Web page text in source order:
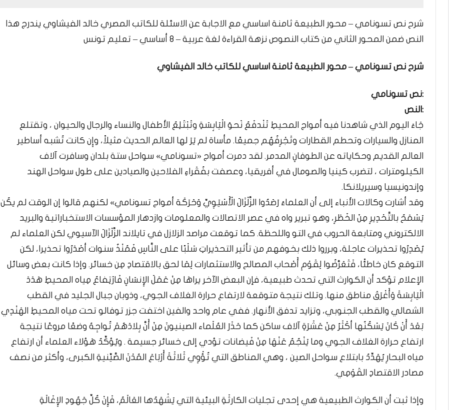
شرح نص تسونامي – محور الطبيعة ثامنة اساسي مع الاجابة عن الاسئلة للكاتب المصري خالد الفيشاوي يندرج هذا
النص ضمن المحور الثاني من كتاب النصوص نزهة القراءة لغة عربية – 8 أساسي – تعليم تونس
شرح نص تسونامي – محور الطبيعة ثامنة اساسي للكاتب خالد الفيشاوي
:نص تسونامي
:النص
جَاءَ اليوم الذي شاهدنا فيه أمواج المحيطِ تَنْدفَعُ نَحوَ الْيَابِسَةِ وتَبْتَلِعُ الأطفال والنساء والرجال والحيوان ، وتقتلع
المنازل والسيارات وتحطم القطارات وتَجْرِفُهُم جميعًا. مأساة لم يَرَ لها العالم الحديث مثيلاً، وإِن كانت تُشبه أساطير
العالم القديم وحكاياته عن الطوفانِ المدمر. لقد دمرت أمواج «تسونامي» سواحل ستة بلدان وسافرت آلاف
الكيلومترات ، لتضرب كينيا والصومال في أفريقيا، وعصفت بفُقَراءِ الفلاحين والصيادين على طول سواحل الهند
وإندونيسيا وسيريلانكا.
وقد أشارت وكالات الأنباء إلى أن العلماءَ رَصَدُوا الزَّلْزَالَ الْأَسْيَوِيِّ وَحَرَكَة أمواج تسونامي» لكنهم قالوا إن الوقت لم يكُن
يَسْمَحُ بالتَّحْدِيرِ مِنَ الخَطَرِ، وهو تبرير واه في عصر الاتصالات والمعلومات وازدهار المؤسسات الاستخباراتية والبريد
الالكتروني ومتابعة الحروب في التو واللحظة. كما توقعت مراصد الزلازل في تايلاند الزَّلْزَالَ الآسيوي لكن العلماء لم
يُصْدِرُوا تحذيرات عاجلة، وبرروا ذلك بخوفهم من تأثير التحذيراتِ سَلْبًا على النَّاسِ فَمُنْذُ سنوات أصْدَرُوا تحذيرا، لكن
التوقع كان خاطئًا، فَتَعَرَّضُوا لِقَوْمِ أَصْحاب المصالح والاستثمارات لِمَا لحق بالاقتصادِ مِن خسائر. وإذا كانت بعض وسائل
الإعلام تؤكد أن الكوارث التي تحدث طبيعية، فإن البعض الآخر يراهَا مِنْ عَمَلَ الإِنسَانِ فَارْتِفاعُ مِياه المحيطِ هَدَدَ
الْيَابِسَةَ وَأَغْرَقَ مناطق منها. وتلك نتيجة متوقعة لارتفاع حرارة الغلاف الجوي، وذوبان جبال الجليد في القطب
الشمالي والقطب الجنوبي، وتزايد تدفق الأنهار. ففي عام واحد والفين اختفت جزر توفالو تحت مياه المحيطِ الهَنْدِي
بَعْدَ أَنْ كَانَ يَسْكُنُها أكْثَرُ مِنْ عَشَرَةِ آلاف ساكن كما حَذَرَ العُلَماء الصينيونَ مِنْ أَنَّ بِلادَهُمْ تُواجِهُ وضعًا مروعًا نتيجة
ارتفاع حرارة الغلاف الجوي وما يَنْجُمُ عَنْهَا مِنْ فَيضانات تؤدي إلى خسائر جسيمة . ويُؤكِّدُ هَؤلاء العلماء أن ارتفاع
مياه البحارِ يُهَدِّدُ بابتلاع سواحل الصين ، وهي المناطق التي تُؤْوِي ثَلاثَةَ أَرْبَاعَ المُدْنَ الصَّيِّنيةِ الكبرى، وأكثر من نصف
مصادر الاقتصادِ القَوْمِي.
وإذا ثبت أن الكوارث الطبيعية هي إحدى تجليات الكارثَةِ البيئية التي يَشْهَدُها العَالَمُ، فَإِنْ كُلِّ جَهُودِ الإِغَالَةِ